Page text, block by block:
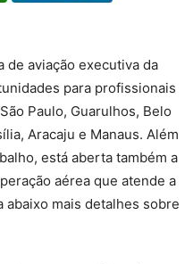
de aviação executiva da
para profissionais
Paulo, Guarulhos, Belo
Aracaju e Manaus. Além
está aberta também a
aérea que atende a
mais detalhes sobre